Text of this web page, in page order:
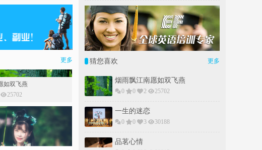
更多
如双飞燕
25702
猜您喜欢 更多
烟雨飘江南愿如双飞燕
0 0 2 25702
一生的迷恋
0 0 3 30188
品茗心情